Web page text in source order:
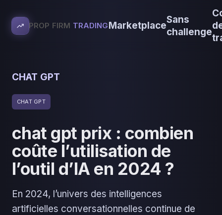
PROP FIRM TRADINGMarketplace
Sans
challenge
CHAT GPT
CHAT GPT
chat gpt prix : combien
coûte l’utilisation de
l’outil d’IA en 2024 ?
En 2024, l’univers des intelligences
artificielles conversationnelles continue de